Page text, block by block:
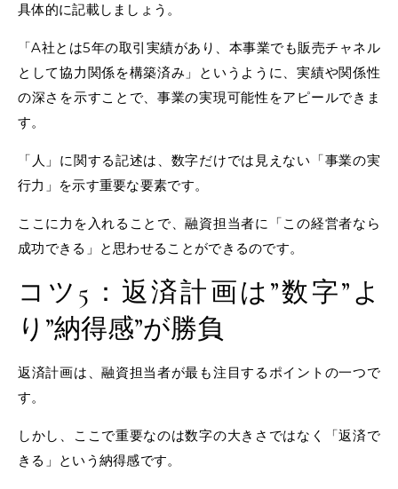
具体的に記載しましょう。
「A社とは5年の取引実績があり、本事業でも販売チャネル
として協力関係を構築済み」というように、実績や関係性
の深さを示すことで、事業の実現可能性をアピールできま
す。
「人」に関する記述は、数字だけでは見えない「事業の実
行力」を示す重要な要素です。
ここに力を入れることで、融資担当者に「この経営者なら
成功できる」と思わせることができるのです。
コツ5：返済計画は”数字”よ
り”納得感”が勝負
返済計画は、融資担当者が最も注目するポイントの一つで
す。
しかし、ここで重要なのは数字の大きさではなく「返済で
きる」という納得感です。